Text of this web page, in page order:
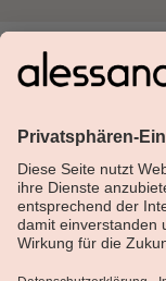
Über Alessandro
Shop